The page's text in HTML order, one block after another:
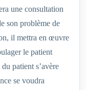
une consultation
son problème de
il mettra en œuvre
le patient
patient s’avère
se voudra